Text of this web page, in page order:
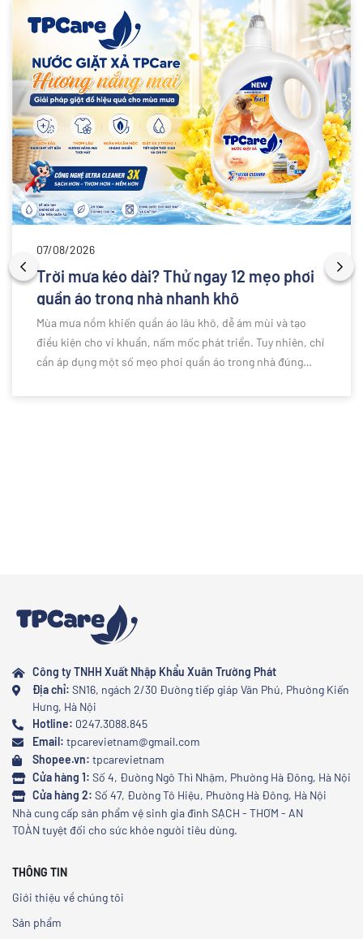
07/08/2026
Trời mưa kéo dài? Thử ngay 12 mẹo phơi
quần áo trong nhà nhanh khô
Mùa mưa nồm khiến quần áo lâu khô, dễ ám mùi và tạo
điều kiện cho vi khuẩn, nấm mốc phát triển. Tuy nhiên, chỉ
cần áp dụng một số mẹo phơi quần áo trong nhà đúng
Công ty TNHH Xuất Nhập Khẩu Xuân Trường Phát
Địa chỉ: SN16, ngách 2/30 Đường tiếp giáp Văn Phú, Phường Kiến
Hưng, Hà Nội
Hotline: 0247.3088.845
Email: tpcarevietnam@gmail.com
Shopee.vn: tpcarevietnam
Cửa hàng 1: Số 4, Đường Ngô Thì Nhậm, Phường Hà Đông, Hà Nội
Cửa hàng 2: Số 47, Đường Tô Hiệu, Phường Hà Đông, Hà Nội
Nhà cung cấp sản phẩm vệ sinh gia đình SẠCH - THƠM - AN
TOÀN tuyệt đối cho sức khỏe người tiêu dùng.
THÔNG TIN
Giới thiệu về chúng tôi
Sản phẩm